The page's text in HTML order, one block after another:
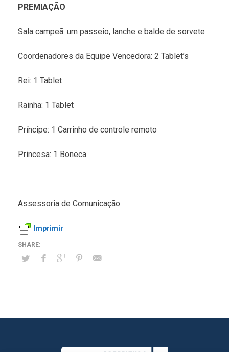
PREMIAÇÃO
Sala campeã: um passeio, lanche e balde de sorvete
Coordenadores da Equipe Vencedora: 2 Tablet’s
Rei: 1 Tablet
Rainha: 1 Tablet
Príncipe: 1 Carrinho de controle remoto
Princesa: 1 Boneca
Assessoria de Comunicação
Imprimir